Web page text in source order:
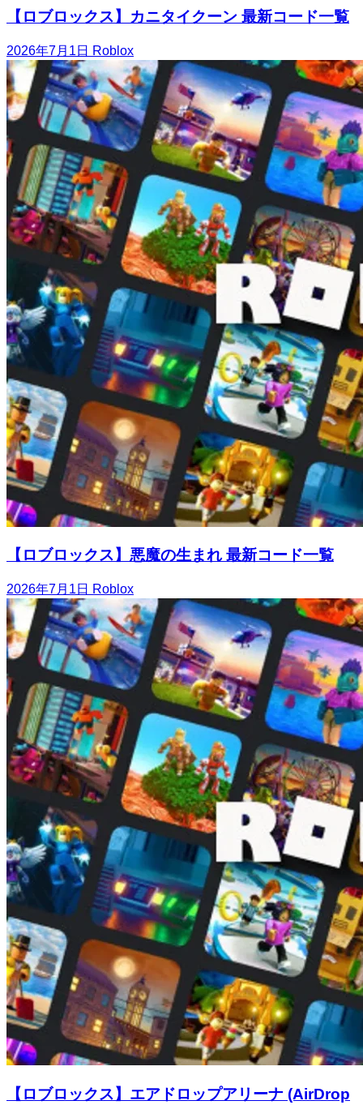
【ロブロックス】カニタイクーン 最新コード一覧
2026年7月1日 Roblox
【ロブロックス】悪魔の生まれ 最新コード一覧
2026年7月1日 Roblox
【ロブロックス】エアドロップアリーナ (AirDrop